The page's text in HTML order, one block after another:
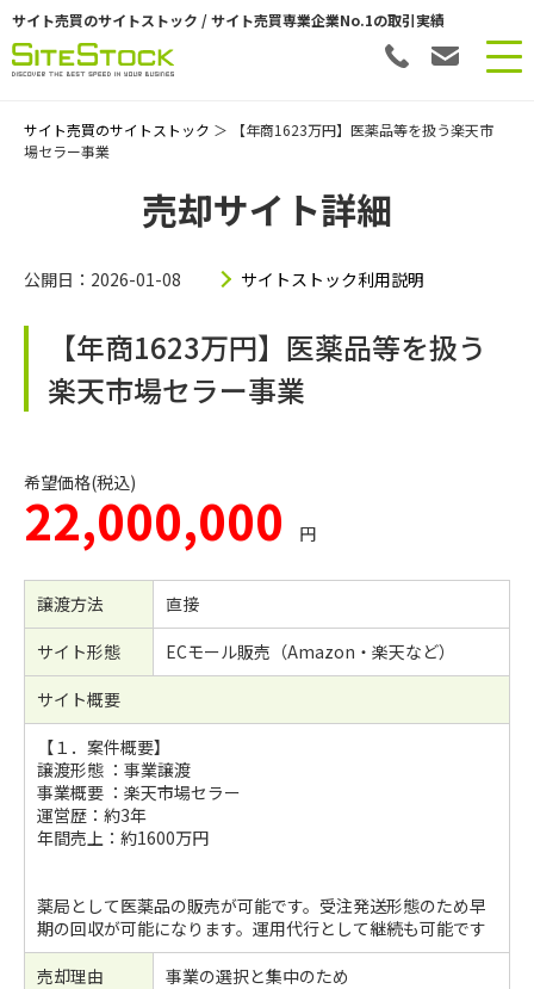
サイト売買のサイトストック / サイト売買専業企業No.1の取引実績
サイト売買のサイトストック ＞ 【年商1623万円】医薬品等を扱う楽天市
場セラー事業
売却サイト詳細
公開日：2026-01-08 サイトストック利用説明
【年商1623万円】医薬品等を扱う
楽天市場セラー事業
希望価格(税込)
22,000,000 円
譲渡方法
直接
サイト形態
ECモール販売（Amazon・楽天など）
サイト概要
【１．案件概要】
譲渡形態 ：事業譲渡
事業概要 ：楽天市場セラー
運営歴：約3年
年間売上：約1600万円
薬局として医薬品の販売が可能です。受注発送形態のため早
期の回収が可能になります。運用代行として継続も可能です
売却理由
事業の選択と集中のため